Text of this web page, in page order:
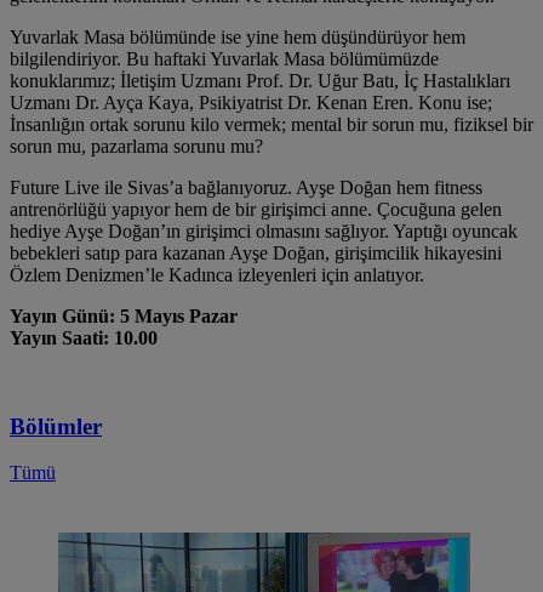
Yuvarlak Masa bölümünde ise yine hem düşündürüyor hem
bilgilendiriyor. Bu haftaki Yuvarlak Masa bölümümüzde
konuklarımız; İletişim Uzmanı Prof. Dr. Uğur Batı, İç Hastalıkları
Uzmanı Dr. Ayça Kaya, Psikiyatrist Dr. Kenan Eren. Konu ise;
İnsanlığın ortak sorunu kilo vermek; mental bir sorun mu, fiziksel bir
sorun mu, pazarlama sorunu mu?
Future Live ile Sivas’a bağlanıyoruz. Ayşe Doğan hem fitness
antrenörlüğü yapıyor hem de bir girişimci anne. Çocuğuna gelen
hediye Ayşe Doğan’ın girişimci olmasını sağlıyor. Yaptığı oyuncak
bebekleri satıp para kazanan Ayşe Doğan, girişimcilik hikayesini
Özlem Denizmen’le Kadınca izleyenleri için anlatıyor.
Yayın Günü: 5 Mayıs Pazar
Yayın Saati: 10.00
Bölümler
Tümü